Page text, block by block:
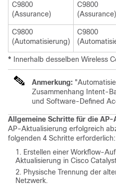
C9800
(Assurance)
C9800
(Assurance)
C9800
(Automatisierung)
C9800
* Innerhalb desselben Wireless
Anmerkung:
Zusammenhang Intent-
und Software-Defined
Allgemeine Schritte für die AP-
AP-Aktualisierung erfolgreich
folgenden 4 Schritte erforderlich:
Erstellen einer Workflow-
Aktualisierung in Cisco
Physische Trennung der
Netzwerk.